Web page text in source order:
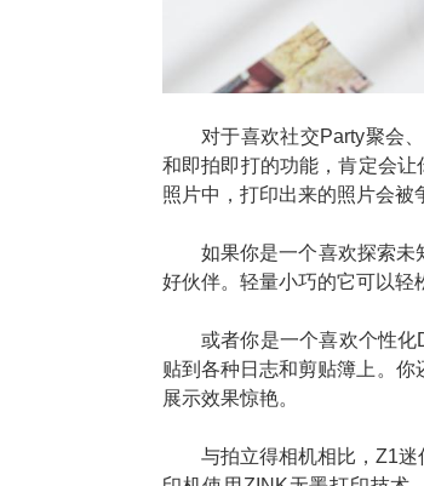
对于喜欢社交Party聚会
和即拍即打的功能，肯定会
照片中，打印出来的照片会被
如果你是一个喜欢探索未
好伙伴。轻量小巧的它可以轻
或者你是一个喜欢个性
贴到各种日志和剪贴簿上。
展示效果惊艳。
与拍立得相机相比，Z1